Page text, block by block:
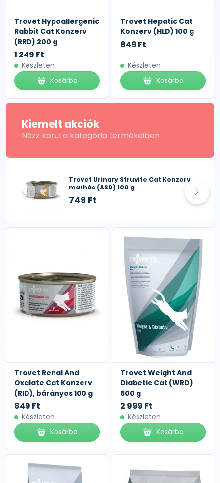
Trovet Hypoallergenic
Rabbit Cat Konzerv
(RRD) 200 g
1 249 Ft
Készleten
Kosárba
Trovet Hepatic Cat
Konzerv (HLD) 100 g
849 Ft
Készleten
Kosárba
Kiemelt akciók
Nézz körül a kategória termékeiben
Trovet Urinary Struvite Cat Konzerv,
marhás (ASD) 100 g
749 Ft
Trovet Renal And
Oxalate Cat Konzerv
(RID), bárányos 100 g
849 Ft
Készleten
Kosárba
Trovet Weight And
Diabetic Cat (WRD)
500 g
2 999 Ft
Készleten
Kosárba